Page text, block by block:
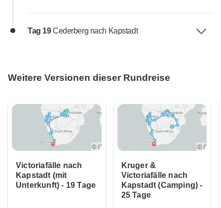
Tag 19Cederberg nach Kapstadt
Weitere Versionen dieser Rundreise
Victoriafälle nach
Kapstadt (mit
Unterkunft) - 19 Tage
Kruger &
Victoriafälle nach
Kapstadt (Camping) -
25 Tage